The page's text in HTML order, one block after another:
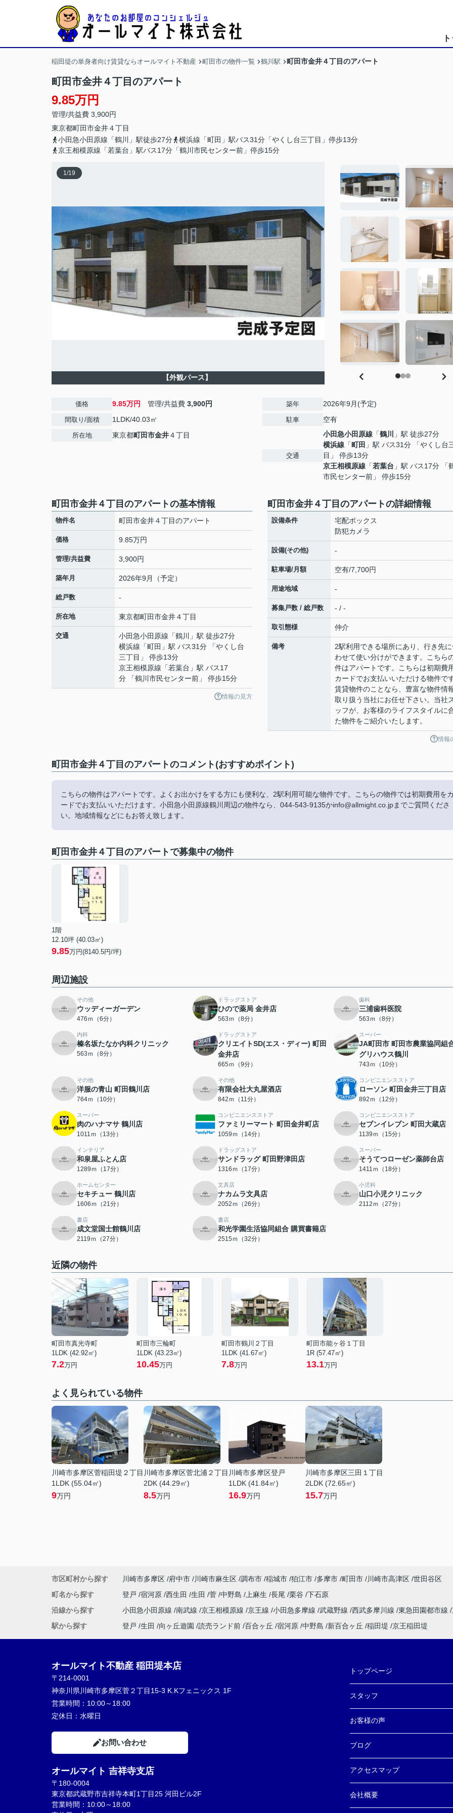
稲田堤の単身者向け賃貸ならオールマイト不動産 町田市の物件一覧 鶴川駅 町田市金井４丁目のアパート
町田市金井４丁目のアパート
9.85万円
管理/共益費 3,900円
東京都町田市金井４丁目
小田急小田原線「鶴川」駅徒歩27分
横浜線「町田」駅バス31分「やくし台三丁目」停歩13分
京王相模原線「若葉台」駅バス17分「鶴川市民センター前」停歩15分
1/19
【外観パース】
価格 9.85万円 管理/共益費 3,900円
間取り/面積 1LDK/40.03㎡
所在地 東京都町田市金井４丁目
築年 2026年9月(予定)
駐車 空有
交通
小田急小田原線 「鶴川
」駅 徒歩27分
横浜線 「町田 」駅 バス31分 「やくし台
目」 停歩13分
京王相模原線 「若葉台 」駅 バス17分 「
市民センター前」 停歩15分
町田市金井４丁目のアパートの基本情報
物件名 町田市金井４丁目のアパート
価格 9.85万円
管理/共益費 3,900円
築年月 2026年9月（予定）
総戸数 -
所在地 東京都町田市金井４丁目
交通 小田急小田原線 「鶴川
」駅 徒歩27分
横浜線 「町田 」駅 バス31分 「やくし台
三丁目」 停歩13分
京王相模原線 「若葉台 」駅 バス17
分 「鶴川市民センター前」 停歩15分
情報の見方
町田市金井４丁目のアパートの詳細情報
設備条件
宅配ボックス
防犯カメラ
設備(その他) -
駐車場/月額 空有/7,700円
用途地域 -
募集戸数 / 総戸数 - / -
取引態様 仲介
備考
2駅利用できる場所にあり、行き先
わせて使い分けができます。こちら
件はアパートです。こちらは初期費
カードでお支払いいただける物件で
賃貸物件のことなら、豊富な物件情
取り扱う当社にお任せ下さい。当社
ッフが、お客様のライフスタイルに
た物件をご紹介いたします。
情報
町田市金井４丁目のアパートのコメント(おすすめポイント)
こちらの物件はアパートです。よくお出かけをする方にも便利な、2駅利用可能な物件です。こちらの物件では初期費用を
ードでお支払いいただけます。小田急小田原線鶴川周辺の物件なら、044-543-9135かinfo@allmight.co.jpまでご質問くださ
い。地域情報などにもお答え致します。
町田市金井４丁目のアパートで募集中の物件
1階
12.10坪 (40.03㎡)
9.85万円(8140.5円/坪)
周辺施設
その他
ウッディーガーデン
476ｍ（6分）
ドラッグストア
ひので薬局 金井店
563ｍ（8分）
歯科
三浦歯科医院
563ｍ（8分）
内科
榛名坂たなか内科クリニック
563ｍ（8分）
ドラッグストア
クリエイトSD(エス・ディー) 町田
金井店
665ｍ（9分）
スーパー
JA町田市 町田市農業協同組
グリハウス鶴川
743ｍ（10分）
その他
洋服の青山 町田鶴川店
764ｍ（10分）
その他
有限会社大丸屋酒店
842ｍ（11分）
コンビニエンスストア
ローソン 町田金井三丁目店
892ｍ（12分）
スーパー
肉のハナマサ 鶴川店
1011ｍ（13分）
コンビニエンスストア
ファミリーマート 町田金井町店
1059ｍ（14分）
コンビニエンスストア
セブンイレブン 町田大蔵店
1139ｍ（15分）
インテリア
和泉屋ふとん店
1289ｍ（17分）
ドラッグストア
サンドラッグ 町田野津田店
1316ｍ（17分）
スーパー
そうてつローゼン薬師台店
1411ｍ（18分）
ホームセンター
セキチュー 鶴川店
1606ｍ（21分）
文具店
ナカムラ文具店
2052ｍ（26分）
小児科
山口小児クリニック
2112ｍ（27分）
書店
成文堂国士館鶴川店
2119ｍ（27分）
書店
和光学園生活協同組合 購買書籍店
2515ｍ（32分）
近隣の物件
町田市真光寺町
1LDK (42.92㎡)
7.2万円
町田市三輪町
1LDK (43.23㎡)
10.45万円
町田市鶴川２丁目
1LDK (41.67㎡)
7.8万円
町田市能ヶ谷１丁目
1R (57.47㎡)
13.1万円
よく見られている物件
川崎市多摩区菅稲田堤２丁目
1LDK (55.04㎡)
9万円
川崎市多摩区菅北浦２丁目
2DK (44.29㎡)
8.5万円
川崎市多摩区登戸
1LDK (41.84㎡)
16.9万円
川崎市多摩区三田１丁目
2LDK (72.65㎡)
15.7万円
市区町村から探す 川崎市多摩区 府中市 川崎市麻生区 調布市 稲城市 狛江市 多摩市 町田市 川崎市高津区 世田谷区
町名から探す
登戸 宿河原 西生田 生田 菅 中野島 上麻生 長尾 栗谷 下石原
沿線から探す
小田急小田原線 南武線 京王相模原線 京王線 小田急多摩線 武蔵野線 西武多摩川線 東急田園都市線
駅から探す
登戸 生田 向ヶ丘遊園 読売ランド前 百合ヶ丘 宿河原 中野島 新百合ヶ丘 稲田堤 京王稲田堤
オールマイト不動産 稲田堤本店
〒214-0001
神奈川県川崎市多摩区菅２丁目15-3 K.Kフェニックス 1F
営業時間： 10:00～18:00
定休日： 水曜日
お問い合わせ
オールマイト 吉祥寺支店
〒180-0004
東京都武蔵野市吉祥寺本町1丁目25 河田ビル2F
営業時間：10:00～18:00
トップページ
スタッフ
お客様の声
ブログ
アクセスマップ
会社概要